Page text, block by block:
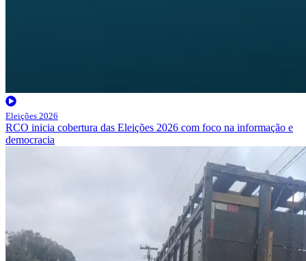
Eleições 2026
RCO inicia cobertura das Eleições 2026 com foco na informação e
democracia